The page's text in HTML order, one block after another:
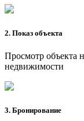
2. Показ объекта
Просмотр объекта
недвижимости
3. Бронирование